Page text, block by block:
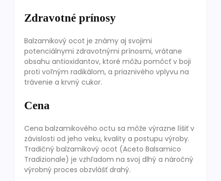
Zdravotné prínosy
Balzamikový ocot je známy aj svojimi
potenciálnymi zdravotnými prínosmi, vrátane
obsahu antioxidantov, ktoré môžu pomôcť v boji
proti voľným radikálom, a priaznivého vplyvu na
trávenie a krvný cukor.
Cena
Cena balzamikového octu sa môže výrazne líšiť v
závislosti od jeho veku, kvality a postupu výroby.
Tradičný balzamikový ocot (Aceto Balsamico
Tradizionale) je vzhľadom na svoj dlhý a náročný
výrobný proces obzvlášť drahý.